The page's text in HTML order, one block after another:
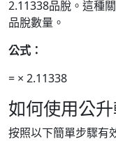
2.11338品脫。這種
品脫數量。
公式：
= × 2.11338
如何使用公
按照以下簡單步驟有